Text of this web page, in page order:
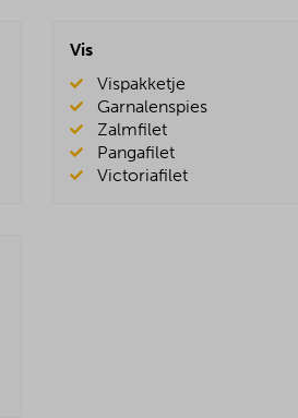
Vis
Vispakketje
Garnalenspies
Zalmfilet
Pangafilet
Victoriafilet